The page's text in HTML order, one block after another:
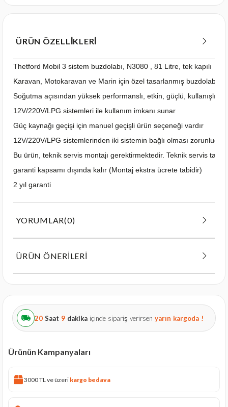
ÜRÜN ÖZELLIKLERI
Thetford Mobil 3 sistem buzdolabı, N3080 , 81 Litre, tek kapılı
Karavan, Motokaravan ve Marin için özel tasarlanmış buzdolabıdır
Soğutma açısından yüksek performanslı, etkin, güçlü, kullanışlı
12V/220V/LPG sistemleri ile kullanım imkanı sunar
Güç kaynağı geçişi için manuel geçişli ürün seçeneği vardır
12V/220V/LPG sistemlerinden iki sistemin bağlı olması zorunludur.
Bu ürün, teknik servis montajı gerektirmektedir. Teknik servis
garanti kapsamı dışında kalır (Montaj ekstra ücrete tabidir)
2 yıl garanti
YORUMLAR(0)
ÜRÜN ÖNERILERI
20 Saat 9 dakika içinde sipariş verirsen yarın kargoda !
Ürünün Kampanyaları
3000 TL ve üzeri kargo bedava